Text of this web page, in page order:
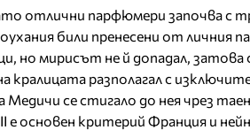
отлични парфюмери започва с
били пренесени от личния
но мирисът не й допадал,
разполагал с
се стигало до нея чрез
е основен критерий Франция и